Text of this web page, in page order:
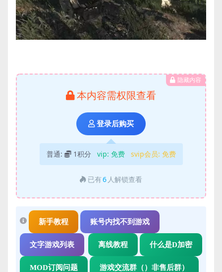
隐藏内容
本内容需权限查看
登录后购买
普通: 1积分 vip: 免费 svip会员: 免费
已有6 人解锁查看
新手教程 账号内找不到游戏
文字游戏列表 离线教程 什么是D加密
MOD订阅问题 游戏交流群（）非售后群）